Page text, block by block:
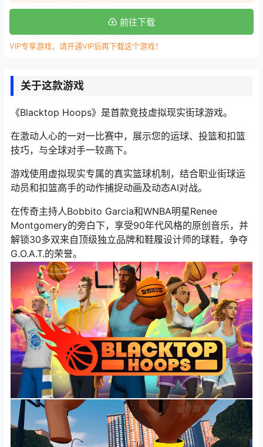
前往下载
VIP专享游戏，请开通VIP后再下载这个游戏！
关于这款游戏
《Blacktop Hoops》是首款竞技虚拟现实街球游戏。
在激动人心的一对一比赛中，展示您的运球、投篮和扣篮
技巧，与全球对手一较高下。
游戏使用虚拟现实专属的真实篮球机制，结合职业街球运
动员和扣篮高手的动作捕捉动画及动态AI对战。
在传奇主持人Bobbito Garcia和WNBA明星Renee
Montgomery的旁白下，享受90年代风格的原创音乐，并
解锁30多双来自顶级独立品牌和鞋履设计师的球鞋，争夺
G.O.A.T.的荣誉。